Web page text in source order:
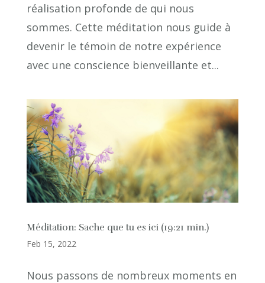
réalisation profonde de qui nous
sommes. Cette méditation nous guide à
devenir le témoin de notre expérience
avec une conscience bienveillante et...
Méditation: Sache que tu es ici (19:21 min.)
Feb 15, 2022
Nous passons de nombreux moments en